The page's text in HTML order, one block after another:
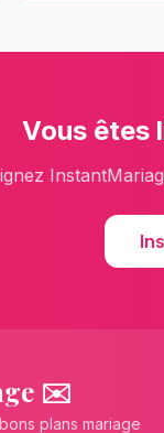
Vous êtes
✉️
plans mariage